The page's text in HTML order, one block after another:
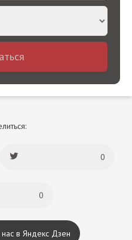
0
0
в Яндекс Дзен